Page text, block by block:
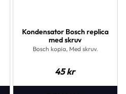
Kondensator Bosch replica
med skruv
Bosch kopia, Med skruv.
45kr